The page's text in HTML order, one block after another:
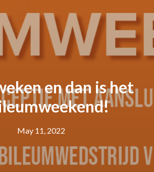
en dan is het
May 11, 2022